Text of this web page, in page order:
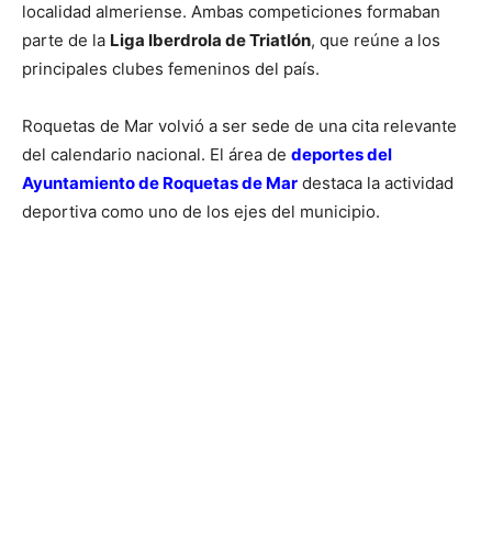
localidad almeriense. Ambas competiciones formaban
parte de la Liga Iberdrola de Triatlón, que reúne a los
principales clubes femeninos del país.
Roquetas de Mar volvió a ser sede de una cita relevante
del calendario nacional. El área de deportes del
Ayuntamiento de Roquetas de Mar destaca la actividad
deportiva como uno de los ejes del municipio.